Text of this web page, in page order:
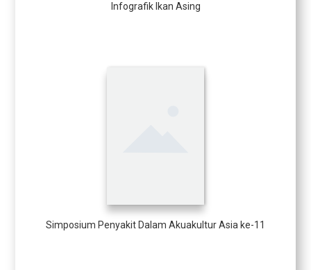
Infografik Ikan Asing
Simposium Penyakit Dalam Akuakultur Asia ke-11